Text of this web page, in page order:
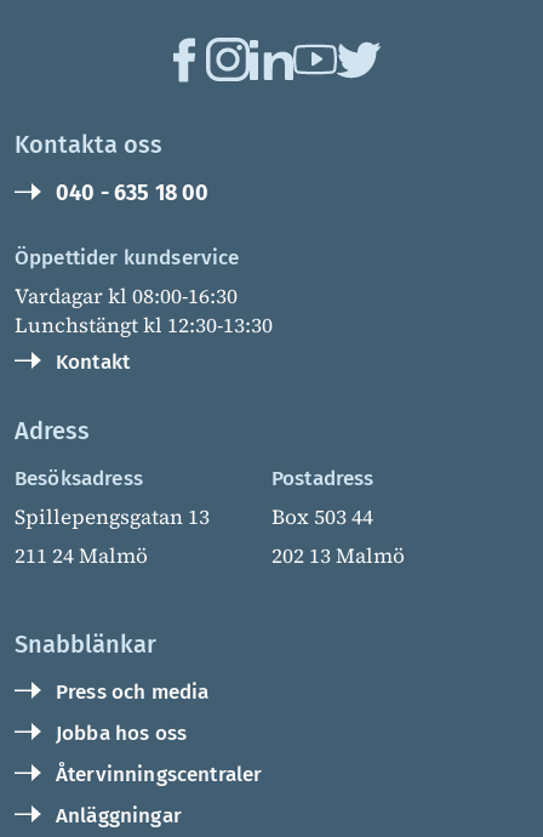
Kontakta oss
040 - 635 18 00
Öppettider kundservice
Vardagar kl 08:00-16:30
Lunchstängt kl 12:30-13:30
Kontakt
Adress
Besöksadress
Spillepengsgatan 13
211 24 Malmö
Postadress
Box 503 44
202 13 Malmö
Snabblänkar
Press och media
Jobba hos oss
Återvinningscentraler
Anläggningar